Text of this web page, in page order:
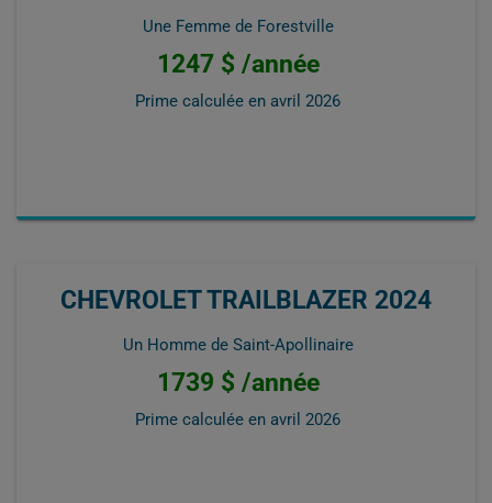
Une Femme de Forestville
1247 $ /année
Prime calculée en avril 2026
CHEVROLET TRAILBLAZER 2024
Un Homme de Saint-Apollinaire
1739 $ /année
Prime calculée en avril 2026